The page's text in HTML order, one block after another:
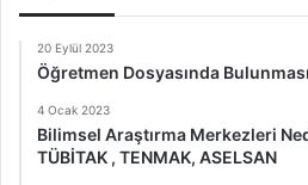
20 Eylül 2023
Öğretmen Dosyasında
4 Ocak 2023
Bilimsel Araştırma Merkezleri
TÜBİTAK , TENMAK, ASELSAN